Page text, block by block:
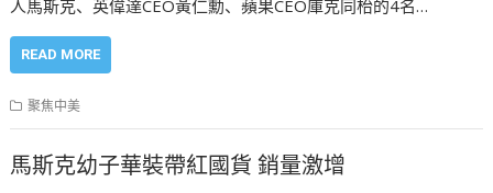
人馬斯克、英偉達CEO黃仁勳、蘋果CEO庫克同枱的4名…
READ MORE
聚焦中美
馬斯克幼子華裝帶紅國貨 銷量激增